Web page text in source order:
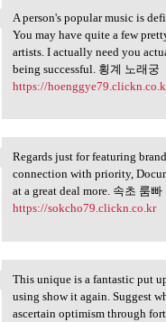
A person's popular
A person's popular music is
You may have quite a few
artists. I actually need you
being successful. 횡계 노래궁
https://
Regards just for
Regards just for featuring
connection with priority,
at a great deal more. 속초 룸빠
https://sokcho79.clickn.co.kr
This unique is a
This unique is a fantastic put
using show it again. Suggest
ascertain optimism through